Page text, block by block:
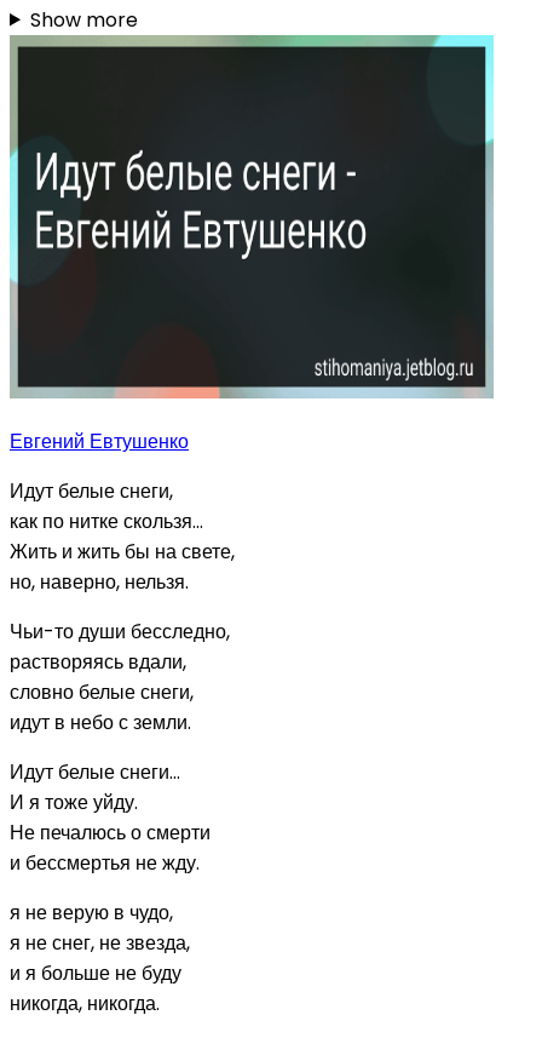
Show more
Евгений Евтушенко
Идут белые снеги,
как по нитке скользя...
Жить и жить бы на свете,
но, наверно, нельзя.
Чьи-то души бесследно,
растворяясь вдали,
словно белые снеги,
идут в небо с земли.
Идут белые снеги...
И я тоже уйду.
Не печалюсь о смерти
и бессмертья не жду.
я не верую в чудо,
я не снег, не звезда,
и я больше не буду
никогда, никогда.